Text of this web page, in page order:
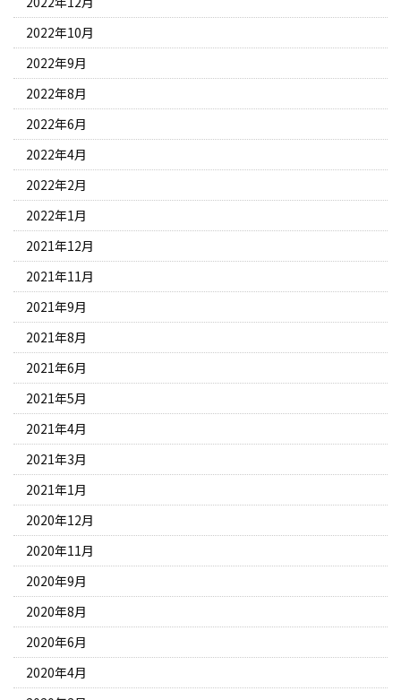
2022年10月
2022年9月
2022年8月
2022年6月
2022年4月
2022年2月
2022年1月
2021年12月
2021年11月
2021年9月
2021年8月
2021年6月
2021年5月
2021年4月
2021年3月
2021年1月
2020年12月
2020年11月
2020年9月
2020年8月
2020年6月
2020年4月